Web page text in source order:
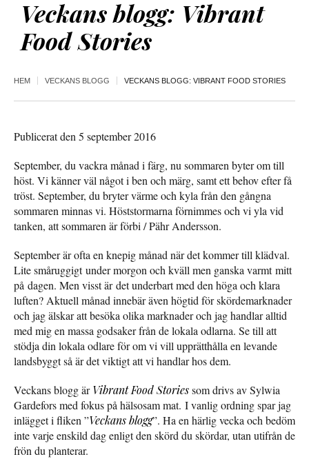
Veckans blogg: Vibrant
Food Stories
HEM VECKANS BLOGG VECKANS BLOGG: VIBRANT FOOD STORIES
Publicerat den 5 september 2016
September, du vackra månad i färg, nu sommaren byter om till
höst. Vi känner väl något i ben och märg, samt ett behov efter få
tröst. September, du bryter värme och kyla från den gångna
sommaren minnas vi. Höststormarna förnimmes och vi yla vid
tanken, att sommaren är förbi / Pähr Andersson.
September är ofta en knepig månad när det kommer till klädval.
Lite småruggigt under morgon och kväll men ganska varmt mitt
på dagen. Men visst är det underbart med den höga och klara
luften? Aktuell månad innebär även högtid för skördemarknader
och jag älskar att besöka olika marknader och jag handlar alltid
med mig en massa godsaker från de lokala odlarna. Se till att
stödja din lokala odlare för om vi vill upprätthålla en levande
landsbyggt så är det viktigt att vi handlar hos dem.
Veckans blogg ärVibrant Food Storiessom drivs av Sylwia
Gardefors med fokus på hälsosam mat. I vanlig ordning spar jag
inlägget i fliken ”Veckans blogg”. Ha en härlig vecka och bedöm
inte varje enskild dag enligt den skörd du skördar, utan utifrån de
frön du planterar.